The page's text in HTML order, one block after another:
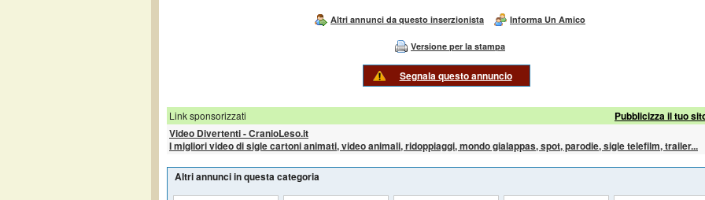
Altri annunci da questo inserzionista Informa Un Amico
Versione per la stampa
Segnala questo annuncio
Link sponsorizzati
Pubblicizza il tuo
Video Divertenti - CranioLeso.it
I migliori video di sigle cartoni animati, video animali, ridoppiaggi, mondo gialappas, spot, parodie, sigle telefilm, trailer...
Altri annunci in questa categoria